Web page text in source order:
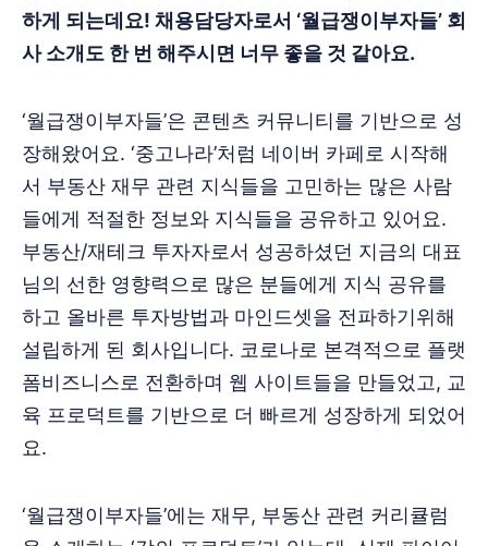
하게 되는데요! 채용담당자로서 ‘월급쟁이부자들’ 회
사 소개도 한 번 해주시면 너무 좋을 것 같아요.
‘월급쟁이부자들’은 콘텐츠 커뮤니티를 기반으로 성
장해왔어요. ‘중고나라’처럼 네이버 카페로 시작해
서 부동산 재무 관련 지식들을 고민하는 많은 사람
들에게 적절한 정보와 지식들을 공유하고 있어요.
부동산/재테크 투자자로서 성공하셨던 지금의 대표
님의 선한 영향력으로 많은 분들에게 지식 공유를
하고 올바른 투자방법과 마인드셋을 전파하기위해
설립하게 된 회사입니다. 코로나로 본격적으로 플랫
폼비즈니스로 전환하며 웹 사이트들을 만들었고, 교
육 프로덕트를 기반으로 더 빠르게 성장하게 되었어
요.
‘월급쟁이부자들’에는 재무, 부동산 관련 커리큘럼